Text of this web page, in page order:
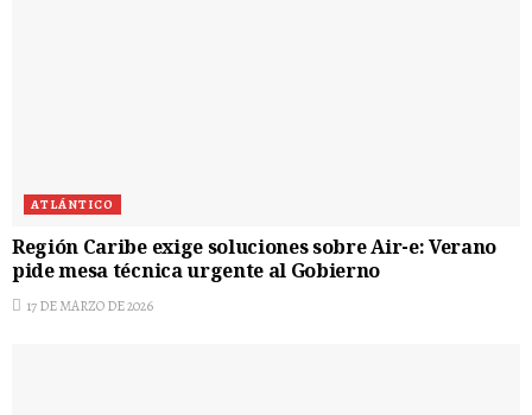
ATLÁNTICO
Región Caribe exige soluciones sobre Air-e: Verano
pide mesa técnica urgente al Gobierno
17 DE MARZO DE 2026